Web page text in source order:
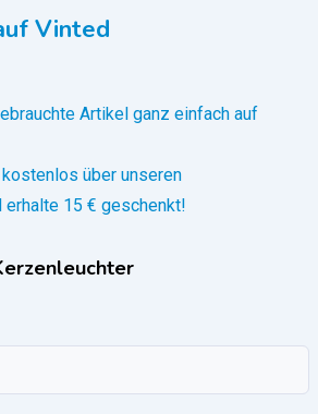
Vinted
Artikel ganz einfach auf
über unseren
erhalte 15 € geschenkt!